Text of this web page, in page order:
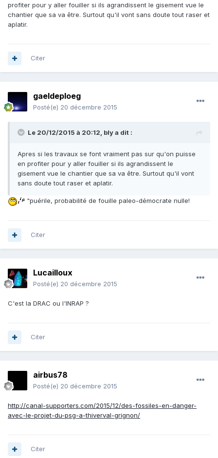
profiter pour y aller fouiller si ils agrandissent le gisement vue le
chantier que sa va être. Surtout qu'il vont sans doute tout raser et
aplatir.
Citer
gaeldeploeg
Posté(e) 20 décembre 2015
Le 20/12/2015 à 20:12, bly a dit :
Apres si les travaux se font vraiment pas sur qu'on puisse
en profiter pour y aller fouiller si ils agrandissent le
gisement vue le chantier que sa va être. Surtout qu'il vont
sans doute tout raser et aplatir.
"puérile, probabilité de fouille paleo-démocrate nulle!
Citer
Lucailloux
Posté(e) 20 décembre 2015
C'est la DRAC ou l'INRAP ?
Citer
airbus78
Posté(e) 20 décembre 2015
http://canal-supporters.com/2015/12/des-fossiles-en-danger-
avec-le-projet-du-psg-a-thiverval-grignon/
Citer